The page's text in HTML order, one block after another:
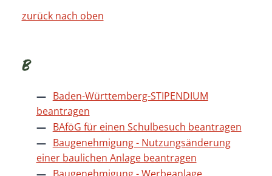
zurück nach oben
B
Baden-Württemberg-STIPENDIUM
beantragen
BAföG für einen Schulbesuch beantragen
Baugenehmigung - Nutzungsänderung
einer baulichen Anlage beantragen